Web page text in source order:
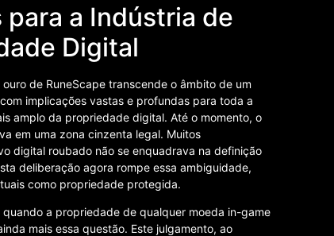
a Indústria de
Digital
de RuneScape transcende o âmbito de um
implicações vastas e profundas para toda a
amplo da propriedade digital. Até o momento, o
em uma zona cinzenta legal. Muitos
digital roubado não se enquadrava na definição
deliberação agora rompe essa ambiguidade,
como propriedade protegida.
a propriedade de qualquer moeda in-game
mais essa questão. Este julgamento, ao